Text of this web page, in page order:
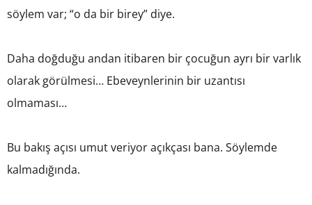
söylem var; “o da bir birey” diye.
Daha doğduğu andan itibaren bir çocuğun ayrı bir varlık
olarak görülmesi… Ebeveynlerinin bir uzantısı
olmaması…
Bu bakış açısı umut veriyor açıkçası bana. Söylemde
kalmadığında.